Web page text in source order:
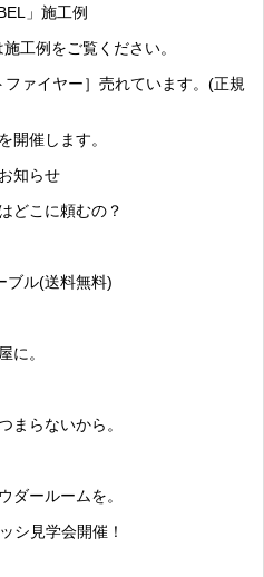
」施工例
工例をご覧ください。
ァイヤー］売れています。(正規
開催します。
知らせ
どこに頼むの？
ブル(送料無料)
に。
まらないから。
ダールームを。
シ見学会開催！